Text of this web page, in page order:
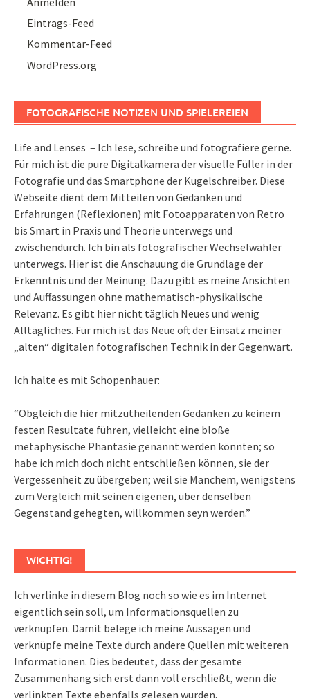
Eintrags-Feed
Kommentar-Feed
WordPress.org
FOTOGRAFISCHE NOTIZEN UND SPIELEREIEN
Life and Lenses – Ich lese, schreibe und fotografiere gerne.
Für mich ist die pure Digitalkamera der visuelle Füller in der
Fotografie und das Smartphone der Kugelschreiber. Diese
Webseite dient dem Mitteilen von Gedanken und
Erfahrungen (Reflexionen) mit Fotoapparaten von Retro
bis Smart in Praxis und Theorie unterwegs und
zwischendurch. Ich bin als fotografischer Wechselwähler
unterwegs. Hier ist die Anschauung die Grundlage der
Erkenntnis und der Meinung. Dazu gibt es meine Ansichten
und Auffassungen ohne mathematisch-physikalische
Relevanz. Es gibt hier nicht täglich Neues und wenig
Alltägliches. Für mich ist das Neue oft der Einsatz meiner
„alten“ digitalen fotografischen Technik in der Gegenwart.
Ich halte es mit Schopenhauer:
“Obgleich die hier mitzutheilenden Gedanken zu keinem
festen Resultate führen, vielleicht eine bloße
metaphysische Phantasie genannt werden könnten; so
habe ich mich doch nicht entschließen können, sie der
Vergessenheit zu übergeben; weil sie Manchem, wenigstens
zum Vergleich mit seinen eigenen, über denselben
Gegenstand gehegten, willkommen seyn werden.”
WICHTIG!
Ich verlinke in diesem Blog noch so wie es im Internet
eigentlich sein soll, um Informationsquellen zu
verknüpfen. Damit belege ich meine Aussagen und
verknüpfe meine Texte durch andere Quellen mit weiteren
Informationen. Dies bedeutet, dass der gesamte
Zusammenhang sich erst dann voll erschließt, wenn die
verlinkten Texte ebenfalls gelesen wurden.